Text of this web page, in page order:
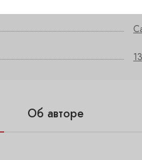
Об авторе